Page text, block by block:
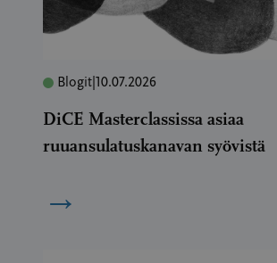
Blogit 10.07.2026
DiCE Masterclassissa asiaa
ruuansulatuskanavan syövistä
→